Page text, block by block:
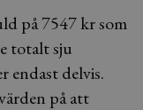
på 7547 kr som
totalt sju
endast delvis.
på att